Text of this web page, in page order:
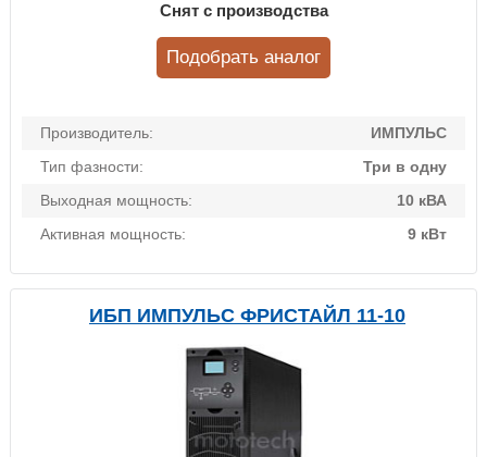
Производитель:
ИМПУЛЬС
Тип фазности:
Три в одну
Выходная мощность:
10 кВА
Активная мощность:
9 кВт
Снят с производства
Подобрать аналог
ИБП ИМПУЛЬС ФРИСТАЙЛ 11-10